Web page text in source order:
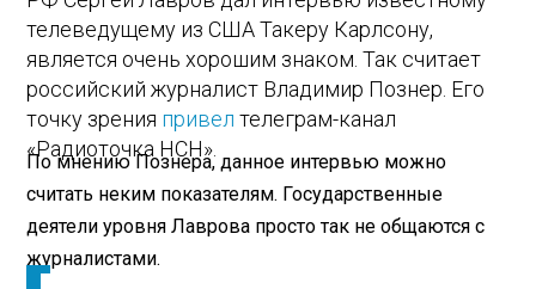
телеведущему из США Такеру Карлсону,
является очень хорошим знаком. Так считает
российский журналист Владимир Познер. Его
точку зрения привел телеграм-канал
«Радиоточка НСН».
По мнению Познера, данное интервью можно
считать неким показателям. Государственные
деятели уровня Лаврова просто так не общаются с
журналистами.